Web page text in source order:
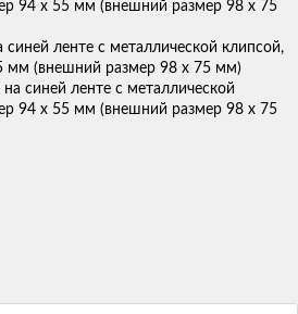
ленте с металлической клипсой,
мм (внешний размер 98 х 75 мм)